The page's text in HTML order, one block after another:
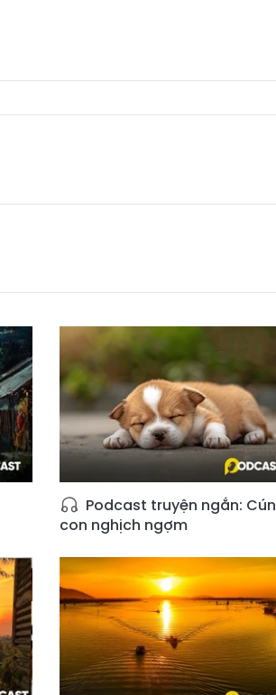
Podcast truyện ngắn: Cún
con nghịch ngợm